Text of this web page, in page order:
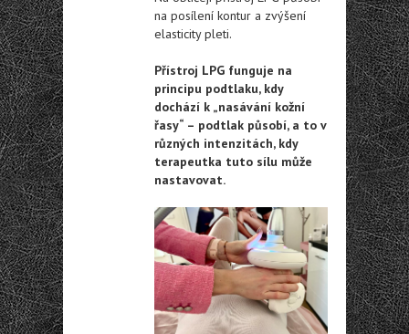
na posílení kontur a zvýšení
elasticity pleti.
Přístroj LPG funguje na
principu podtlaku, kdy
dochází k „nasávání kožní
řasy“ – podtlak působí, a to v
různých intenzitách, kdy
terapeutka tuto sílu může
nastavovat.